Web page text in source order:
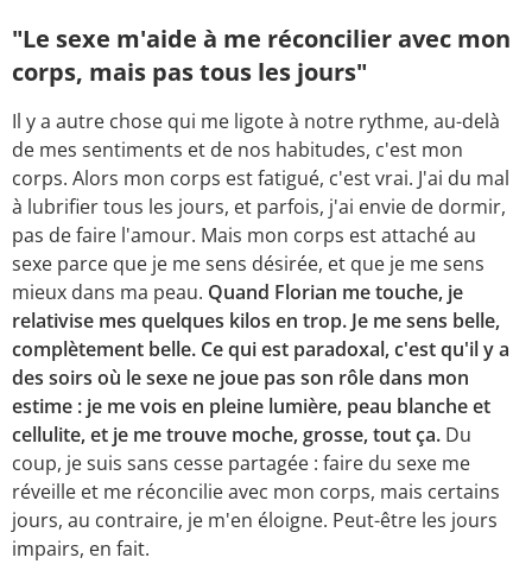
"Le sexe m'aide à me réconcilier avec mon
corps, mais pas tous les jours"
Il y a autre chose qui me ligote à notre rythme, au-delà
de mes sentiments et de nos habitudes, c'est mon
corps. Alors mon corps est fatigué, c'est vrai. J'ai du mal
à lubrifier tous les jours, et parfois, j'ai envie de dormir,
pas de faire l'amour. Mais mon corps est attaché au
sexe parce que je me sens désirée, et que je me sens
mieux dans ma peau. Quand Florian me touche, je
relativise mes quelques kilos en trop. Je me sens belle,
complètement belle. Ce qui est paradoxal, c'est qu'il y a
des soirs où le sexe ne joue pas son rôle dans mon
estime : je me vois en pleine lumière, peau blanche et
cellulite, et je me trouve moche, grosse, tout ça. Du
coup, je suis sans cesse partagée : faire du sexe me
réveille et me réconcilie avec mon corps, mais certains
jours, au contraire, je m'en éloigne. Peut-être les jours
impairs, en fait.